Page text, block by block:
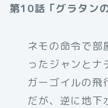
第10話「グラタン
ネモの命令で部
ったジャンと
ガーゴイルの飛
だが、逆に地下